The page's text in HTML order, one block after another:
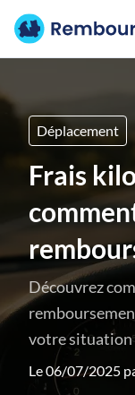
Déplacement
Frais
Découvrez
votre situation
Le 06/07/2025